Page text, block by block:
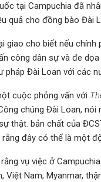
tại Campuchia đã
quả cho đồng bào Đài
giao cho biết nếu chính
công dân sự và đe
pháp Đài Loan với các
cuộc phỏng vấn với
chúng Đài Loan,
thật. bản chất của
rằng đây có thể là một
vụ việc ở
Việt Nam, Myanmar,